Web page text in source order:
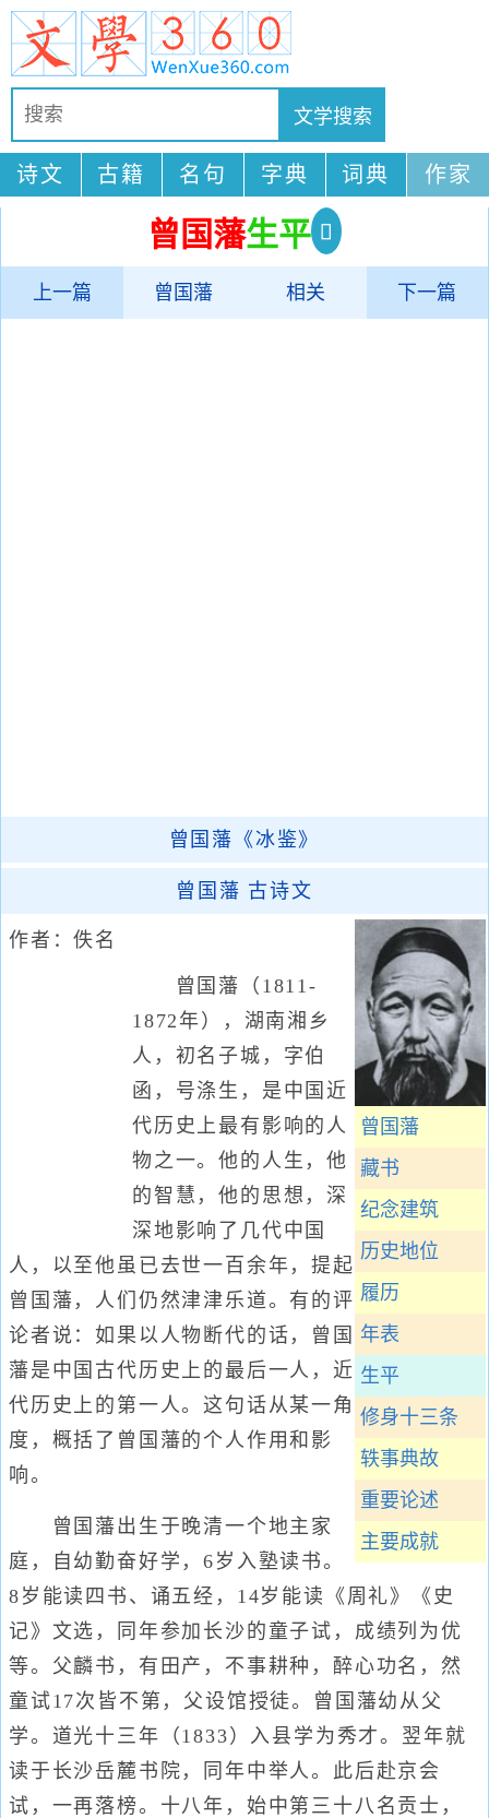
诗文 古籍 名句 字典 词典 作家
曾国藩生平
上一篇 曾国藩 相关 下一篇
曾国藩《冰鉴》
曾国藩 古诗文
曾国藩
藏书
纪念建筑
历史地位
履历
年表
生平
修身十三条
轶事典故
重要论述
主要成就
作者：佚名
曾国藩（1811-
1872年），湖南湘乡
人，初名子城，字伯
函，号涤生，是中国近
代历史上最有影响的人
物之一。他的人生，他
的智慧，他的思想，深
深地影响了几代中国
人，以至他虽已去世一百余年，提起
曾国藩，人们仍然津津乐道。有的评
论者说：如果以人物断代的话，曾国
藩是中国古代历史上的最后一人，近
代历史上的第一人。这句话从某一角
度，概括了曾国藩的个人作用和影
响。
曾国藩出生于晚清一个地主家
庭，自幼勤奋好学，6岁入塾读书。
8岁能读四书、诵五经，14岁能读《周礼》《史
记》文选，同年参加长沙的童子试，成绩列为优
等。父麟书，有田产，不事耕种，醉心功名，然
童试17次皆不第，父设馆授徒。曾国藩幼从父
学。道光十三年（1833）入县学为秀才。翌年就
读于长沙岳麓书院，同年中举人。此后赴京会
试，一再落榜。十八年，始中第三十八名贡士，